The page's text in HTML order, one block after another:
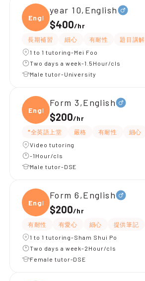
Engli
year 10,English
$400/hr
長期補習 細心 有耐性 題目講解
1 to 1 tutoring-Mei Foo
Two days a week-1.5Hour/cls
Male tutor-University
Engli
Form 3,English
$200/hr
*全英語上堂 嚴格 有耐性 細心
Video tutoring
-1Hour/cls
Male tutor-DSE
Engli
Form 6,English
$200/hr
有耐性 有愛心 細心 提供筆記
1 to 1 tutoring-Sham Shui Po
Two days a week-2Hour/cls
Female tutor-DSE